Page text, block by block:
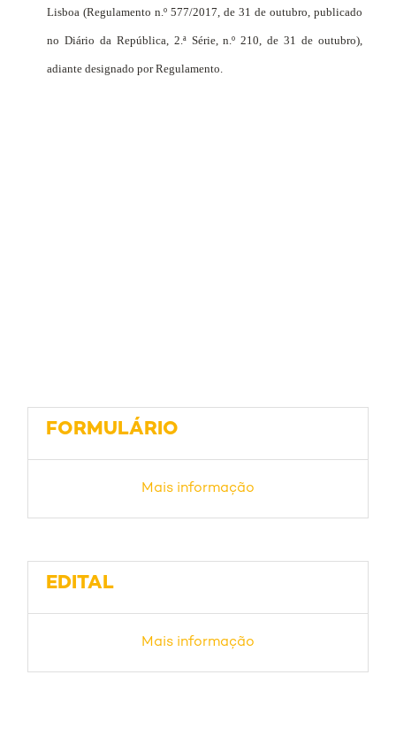
Lisboa (Regulamento n.º 577/2017, de 31 de outubro, publicado
no Diário da República, 2.ª Série, n.º 210, de 31 de outubro),
adiante designado por Regulamento.
FORMULÁRIO
Mais informação
EDITAL
Mais informação